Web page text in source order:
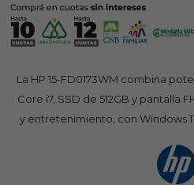
La HP 15-FD0173WM combina
Core i7, SSD de 512GB y pantalla
y entretenimiento, con Windows